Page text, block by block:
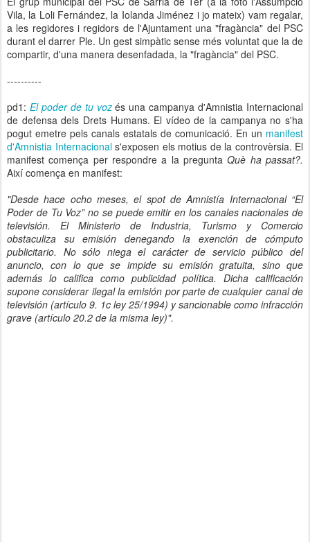
Vila, la Loli Fernández, la Iolanda Jiménez i jo mateix) vam regalar,
a les regidores i regidors de l'Ajuntament una "fragància" del PSC
durant el darrer Ple. Un gest simpàtic sense més voluntat que la de
compartir, d'una manera desenfadada, la "fragància" del PSC.
----------
pd1: El poder de tu vozés una campanya d'Amnistia Internacional
de defensa dels Drets Humans. El vídeo de la campanya no s'ha
pogut emetre pels canals estatals de comunicació. En un manifest
d'Amnistia Internacionals'exposen els motius de la controvèrsia. El
manifest comença per respondre a la preguntaQuè ha passat?.
Així comença en manifest:
"Desde hace ocho meses, el spot de Amnistía Internacional “El
Poder de Tu Voz” no se puede emitir en los canales nacionales de
televisión. El Ministerio de Industria, Turismo y Comercio
obstaculiza su emisión denegando la exención de cómputo
publicitario. No sólo niega el carácter de servicio público del
anuncio, con lo que se impide su emisión gratuita, sino que
además lo califica como publicidad política. Dicha calificación
supone considerar ilegal la emisión por parte de cualquier canal de
televisión (artículo 9. 1c ley 25/1994) y sancionable como infracción
grave (artículo 20.2 de la misma ley)".